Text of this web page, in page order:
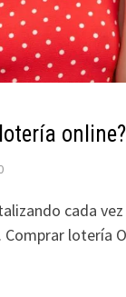
online?
cada
lotería